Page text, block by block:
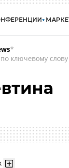
*
ключевому слову